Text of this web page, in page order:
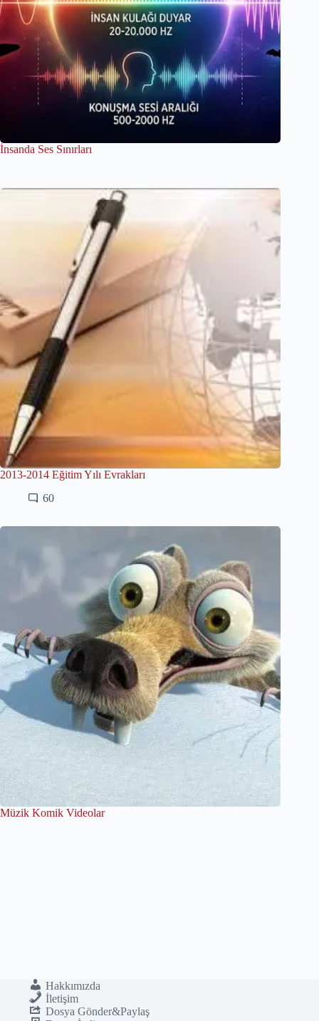
İnsanda Ses Sınırları
2013-2014 Eğitim Yılı Evrakları
60
Müzik Komik Videolar
Hakkımızda
İletişim
Dosya Gönder&Paylaş